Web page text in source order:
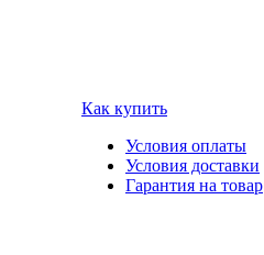
Как купить
Условия оплаты
Условия доставки
Гарантия на товар